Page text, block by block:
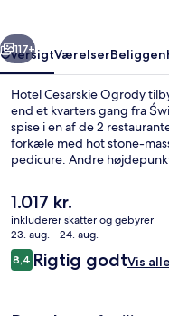
Næste
117+
OversigtVærelser
Hotel Cesarskie Ogrody
end et kvarters gang fra
spise i en af de 2
forkæle med hot stone-
pedicure. Andre
Den
nuværende
pris
er
1.017 kr.
1.017 kr.
inkluderer skatter og gebyrer
23. aug. - 24. aug.
Anmeldelser
8,48,4 ud af 10.
Rigtig godtVis